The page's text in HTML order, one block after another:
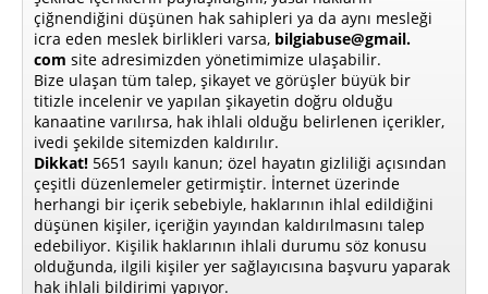
çiğnendiğini düşünen hak sahipleri ya da aynı mesleği
icra eden meslek birlikleri varsa, bilgiabuse@gmail.
com site adresimizden yönetimimize ulaşabilir.
Bize ulaşan tüm talep, şikayet ve görüşler büyük bir
titizle incelenir ve yapılan şikayetin doğru olduğu
kanaatine varılırsa, hak ihlali olduğu belirlenen içerikler,
ivedi şekilde sitemizden kaldırılır.
Dikkat! 5651 sayılı kanun; özel hayatın gizliliği açısından
çeşitli düzenlemeler getirmiştir. İnternet üzerinde
herhangi bir içerik sebebiyle, haklarının ihlal edildiğini
düşünen kişiler, içeriğin yayından kaldırılmasını talep
edebiliyor. Kişilik haklarının ihlali durumu söz konusu
olduğunda, ilgili kişiler yer sağlayıcısına başvuru yaparak
hak ihlali bildirimi yapıyor.